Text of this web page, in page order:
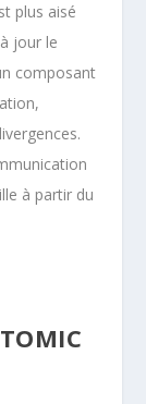
plus aisé
jour le
composant
à partir du